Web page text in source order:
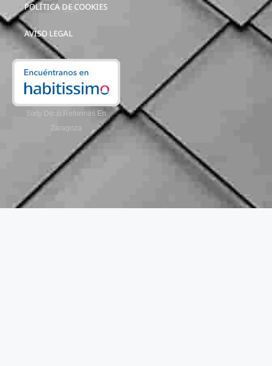
POLÍTICA DE COOKIES
AVISO LEGAL
Sixty Deco Reformas En
Zaragoza